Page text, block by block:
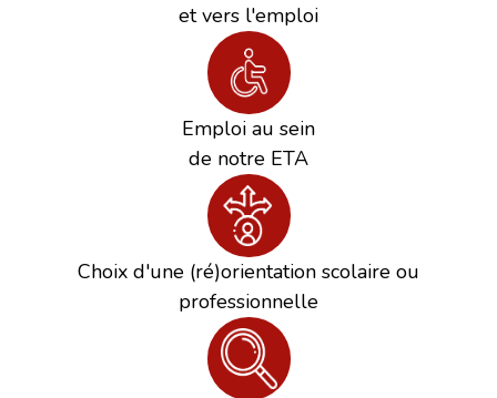
et vers l'emploi
Emploi au sein
de notre ETA
Choix d'une (ré)orientation scolaire ou
professionnelle